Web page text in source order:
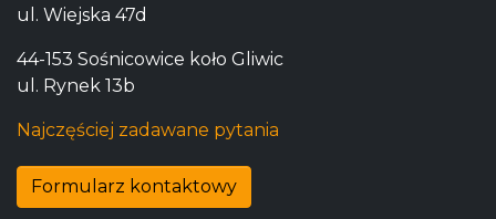
ul. Wiejska 47d
44-153 Sośnicowice koło Gliwic
ul. Rynek 13b
Najczęściej zadawane pytania
Formularz kontaktowy